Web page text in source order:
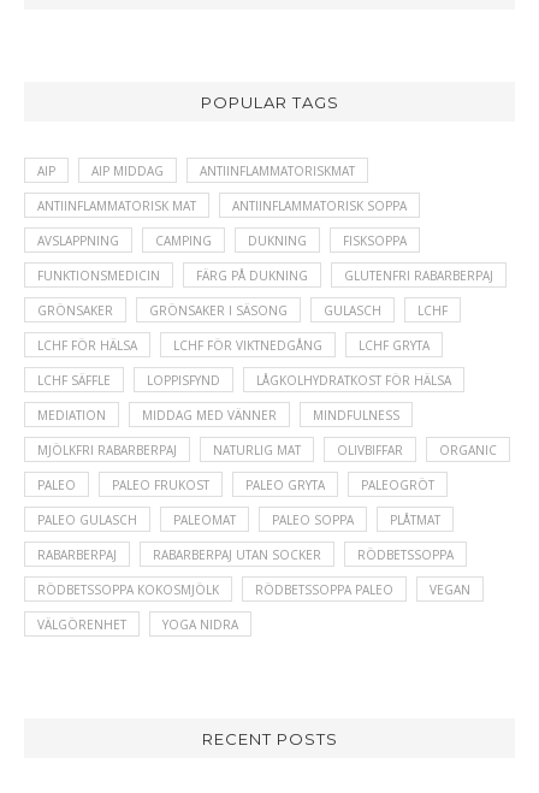
POPULAR TAGS
AIP AIP MIDDAG ANTIINFLAMMATORISKMAT
ANTIINFLAMMATORISK MAT ANTIINFLAMMATORISK SOPPA
AVSLAPPNING CAMPING DUKNING FISKSOPPA
FUNKTIONSMEDICIN FÄRG PÅ DUKNING GLUTENFRI RABARBERPAJ
GRÖNSAKER GRÖNSAKER I SÄSONG GULASCH LCHF
LCHF FÖR HÄLSA LCHF FÖR VIKTNEDGÅNG LCHF GRYTA
LCHF SÄFFLE LOPPISFYND LÅGKOLHYDRATKOST FÖR HÄLSA
MEDIATION MIDDAG MED VÄNNER MINDFULNESS
MJÖLKFRI RABARBERPAJ NATURLIG MAT OLIVBIFFAR ORGANIC
PALEO PALEO FRUKOST PALEO GRYTA PALEOGRÖT
PALEO GULASCH PALEOMAT PALEO SOPPA PLÅTMAT
RABARBERPAJ RABARBERPAJ UTAN SOCKER RÖDBETSSOPPA
RÖDBETSSOPPA KOKOSMJÖLK RÖDBETSSOPPA PALEO VEGAN
VÄLGÖRENHET YOGA NIDRA
RECENT POSTS